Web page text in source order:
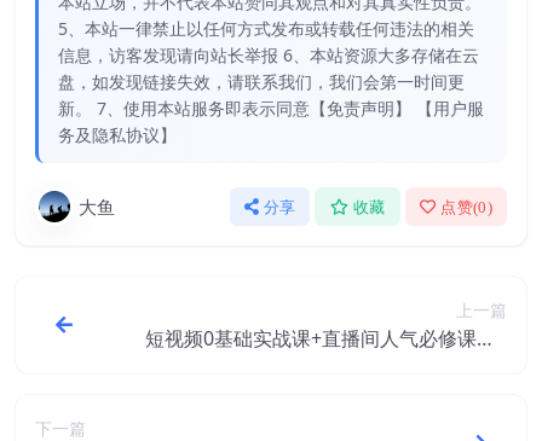
5、本站一律禁止以任何方式发布或转载任何违法的相关
信息，访客发现请向站长举报 6、本站资源大多存储在云
盘，如发现链接失效，请联系我们，我们会第一时间更
新。 7、使用本站服务即表示同意【免责声明】 【用户服
务及隐私协议】
大鱼 分享 收藏 点赞(0)
上一篇
短视频0基础实战课+直播间人气必修课，0
下一篇